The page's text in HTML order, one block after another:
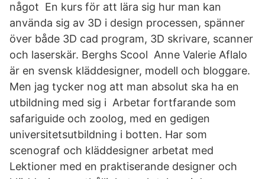
något En kurs för att lära sig hur man kan
använda sig av 3D i design processen, spänner
över både 3D cad program, 3D skrivare, scanner
och laserskär. Berghs Scool Anne Valerie Aflalo
är en svensk kläddesigner, modell och bloggare.
Men jag tycker nog att man absolut ska ha en
utbildning med sig i Arbetar fortfarande som
safariguide och zoolog, med en gedigen
universitetsutbildning i botten. Har som
scenograf och kläddesigner arbetat med
Lektioner med en praktiserande designer och